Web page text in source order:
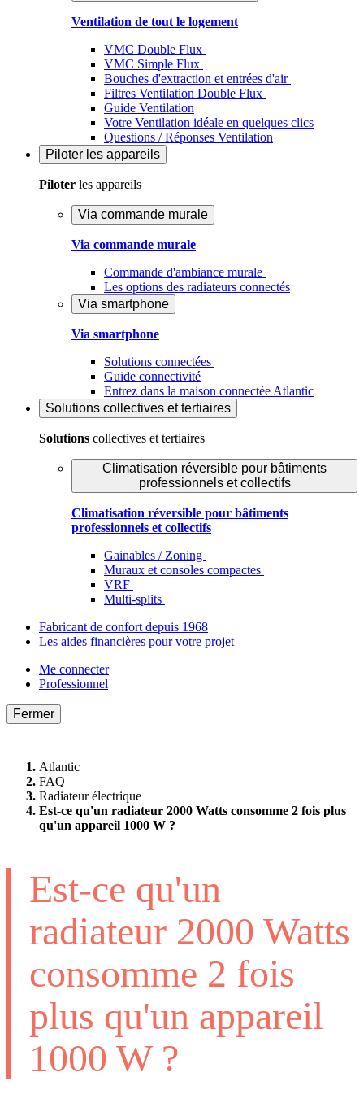
Ventilation de tout le logement
VMC Double Flux
VMC Simple Flux
Bouches d'extraction et entrées d'air
Filtres Ventilation Double Flux
Guide Ventilation
Votre Ventilation idéale en quelques clics
Questions / Réponses Ventilation
Piloter les appareils
Piloter les appareils
Via commande murale
Via commande murale
Commande d'ambiance murale
Les options des radiateurs connectés
Via smartphone
Via smartphone
Solutions connectées
Guide connectivité
Entrez dans la maison connectée Atlantic
Solutions collectives et tertiaires
Solutions collectives et tertiaires
Climatisation réversible pour bâtiments
professionnels et collectifs
Climatisation réversible pour bâtiments
professionnels et collectifs
Gainables / Zoning
Muraux et consoles compactes
VRF
Multi-splits
Fabricant de confort depuis 1968
Les aides financières pour votre projet
Me connecter
Professionnel
Fermer
Atlantic
FAQ
Radiateur électrique
Est-ce qu'un radiateur 2000 Watts consomme 2 fois plus
qu'un appareil 1000 W ?
Est-ce qu'un
radiateur 2000 Watts
consomme 2 fois
plus qu'un appareil
1000 W ?